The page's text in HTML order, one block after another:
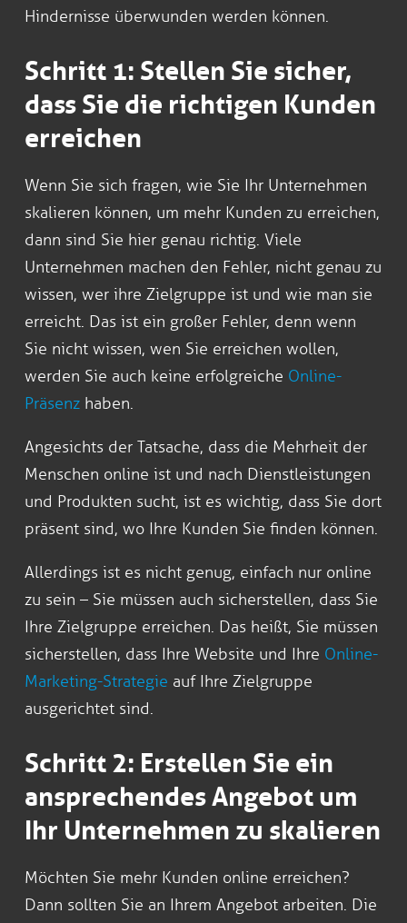
Hindernisse überwunden werden können.
Schritt 1: Stellen Sie sicher,
dass Sie die richtigen Kunden
erreichen
Wenn Sie sich fragen, wie Sie Ihr Unternehmen
skalieren können, um mehr Kunden zu erreichen,
dann sind Sie hier genau richtig. Viele
Unternehmen machen den Fehler, nicht genau zu
wissen, wer ihre Zielgruppe ist und wie man sie
erreicht. Das ist ein großer Fehler, denn wenn
Sie nicht wissen, wen Sie erreichen wollen,
werden Sie auch keine erfolgreiche Online-
Präsenz haben.
Angesichts der Tatsache, dass die Mehrheit der
Menschen online ist und nach Dienstleistungen
und Produkten sucht, ist es wichtig, dass Sie dort
präsent sind, wo Ihre Kunden Sie finden können.
Allerdings ist es nicht genug, einfach nur online
zu sein – Sie müssen auch sicherstellen, dass Sie
Ihre Zielgruppe erreichen. Das heißt, Sie müssen
sicherstellen, dass Ihre Website und Ihre Online-
Marketing-Strategie auf Ihre Zielgruppe
ausgerichtet sind.
Schritt 2: Erstellen Sie ein
ansprechendes Angebot um
Ihr Unternehmen zu skalieren
Möchten Sie mehr Kunden online erreichen?
Dann sollten Sie an Ihrem Angebot arbeiten. Die